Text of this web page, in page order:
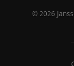
© 2026